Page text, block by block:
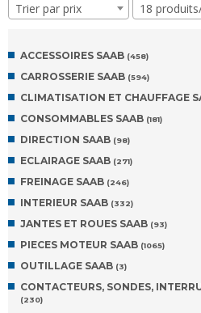
Trier par prix 18
ACCESSOIRES SAAB (458)
CARROSSERIE SAAB (594)
CLIMATISATION ET CHAUFFAGE
CONSOMMABLES SAAB (181)
DIRECTION SAAB (98)
ECLAIRAGE SAAB (271)
FREINAGE SAAB (246)
INTERIEUR SAAB (332)
JANTES ET ROUES SAAB (93)
PIECES MOTEUR SAAB (1065)
OUTILLAGE SAAB (3)
CONTACTEURS, SONDES,
(230)